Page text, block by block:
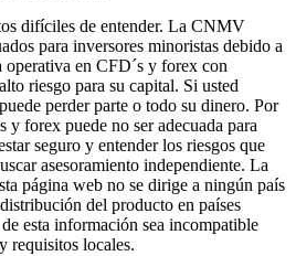
difíciles de entender. La CNMV
para inversores minoristas debido a
en CFD´s y forex con
riesgo para su capital. Si usted
perder parte o todo su dinero. Por
y forex puede no ser adecuada para
seguro y entender los riesgos que
asesoramiento independiente. La
página web no se dirige a ningún país
del producto en países
esta información sea incompatible
requisitos locales.